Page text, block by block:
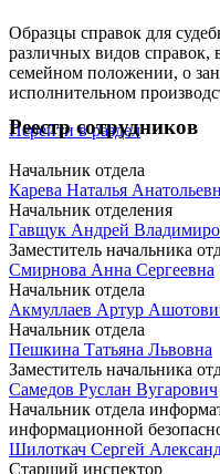
Образцы справок для
различных видов справок,
семейном положении, о
исполнительном
Перейти в раздел
Реестр сотрудников
Начальник отдела
Карева Наталья
Начальник отделения
Гавщук Андрей
Заместитель начальника
Смирнова Анна Сергеевна
Начальник отдела
Акмуллаев Артур
Начальник отдела
Пешкина Татьяна Львовна
Заместитель начальника
Самедов Руслан Вугарович
Начальник отдела
информационной
Шилоткач Сергей
Старший инспектор